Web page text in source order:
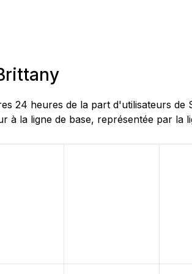
24 heures de la part d'utilisateurs de
à la ligne de base, représentée par la